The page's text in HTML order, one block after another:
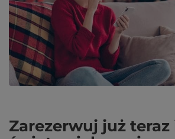
Zarezerwuj już teraz